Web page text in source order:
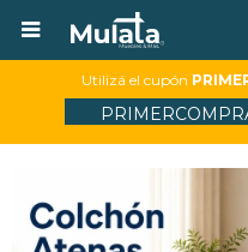

Utilizá el cupón